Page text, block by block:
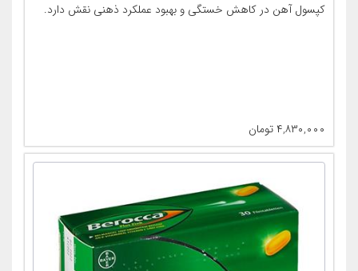
کپسول آهن در کاهش خستگی و بهبود عملکرد ذهنی نقش دارد.
۴,۸۳۰,۰۰۰ تومان